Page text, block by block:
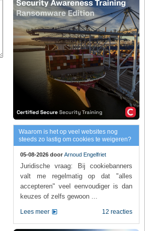
Waarom is het op veel websites nog
steeds zo lastig om cookies te weigeren?
05-08-2026 door Arnoud Engelfriet
Juridische vraag: Bij cookiebanners
valt me regelmatig op dat "alles
accepteren" veel eenvoudiger is dan
keuzes of zelfs gewoon ...
12 reacties
Lees meer